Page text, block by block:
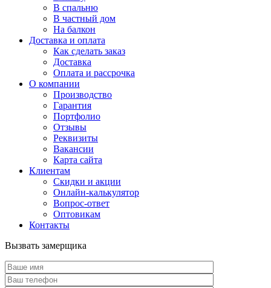
В спальню
В частный дом
На балкон
Доставка и оплата
Как сделать заказ
Доставка
Оплата и рассрочка
О компании
Производство
Гарантия
Портфолио
Отзывы
Реквизиты
Вакансии
Карта сайта
Клиентам
Скидки и акции
Онлайн-калькулятор
Вопрос-ответ
Оптовикам
Контакты
Вызвать замерщика